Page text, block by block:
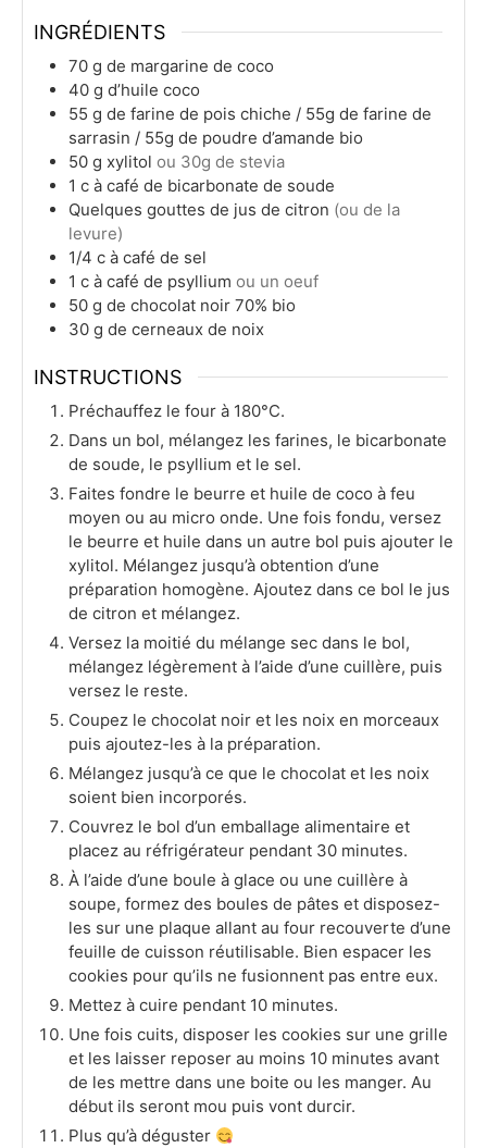
INGRÉDIENTS
70 g de margarine de coco
40 g d’huile coco
55 g de farine de pois chiche / 55g de farine de
sarrasin / 55g de poudre d’amande bio
50 g xylitol ou 30g de stevia
1 c à café de bicarbonate de soude
Quelques gouttes de jus de citron (ou de la
levure)
1/4 c à café de sel
1 c à café de psyllium ou un oeuf
50 g de chocolat noir 70% bio
30 g de cerneaux de noix
INSTRUCTIONS
Préchauffez le four à 180°C.
Dans un bol, mélangez les farines, le bicarbonate
de soude, le psyllium et le sel.
Faites fondre le beurre et huile de coco à feu
moyen ou au micro onde. Une fois fondu, versez
le beurre et huile dans un autre bol puis ajouter le
xylitol. Mélangez jusqu’à obtention d’une
préparation homogène. Ajoutez dans ce bol le jus
de citron et mélangez.
Versez la moitié du mélange sec dans le bol,
mélangez légèrement à l’aide d’une cuillère, puis
versez le reste.
Coupez le chocolat noir et les noix en morceaux
puis ajoutez-les à la préparation.
Mélangez jusqu’à ce que le chocolat et les noix
soient bien incorporés.
Couvrez le bol d’un emballage alimentaire et
placez au réfrigérateur pendant 30 minutes.
À l’aide d’une boule à glace ou une cuillère à
soupe, formez des boules de pâtes et disposez-
les sur une plaque allant au four recouverte d’une
feuille de cuisson réutilisable. Bien espacer les
cookies pour qu’ils ne fusionnent pas entre eux.
Mettez à cuire pendant 10 minutes.
Une fois cuits, disposer les cookies sur une grille
et les laisser reposer au moins 10 minutes avant
de les mettre dans une boite ou les manger. Au
début ils seront mou puis vont durcir.
Plus qu’à déguster